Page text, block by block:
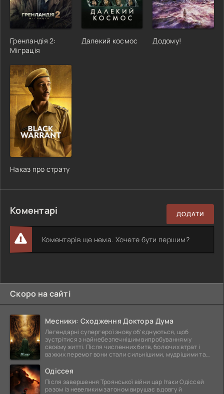
Гренландія 2:
Міграція
Далекий космос Додому!
Наказ про страту
Коментарі ДОДАТИ
Коментарів ще нема. Хочете бути першим?
Скоро на сайті
Месники: Сходження Доктора Дума
Легендарні супергерої знову об'єднуються, щоб
зустрітися з найнебезпечнішим випробуванням у
своєму житті. Після численних битв, болючих втрат і
важких перемог вони стали сильнішими, мудрішими та
Одіссея
Після завершення Троянської війни цар Ітаки Одіссей
разом із невеликим загоном вирушає в довгу й